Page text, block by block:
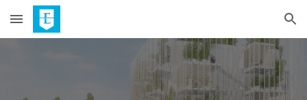
Skip to main content Skip to navigation